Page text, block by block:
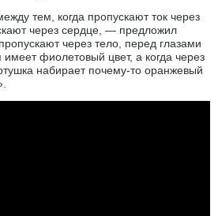
тем, когда пропускают ток через
через сердце, — предложил
через тело, перед глазами
имеет фиолетовый цвет, а когда через
набирает почему-то оранжевый